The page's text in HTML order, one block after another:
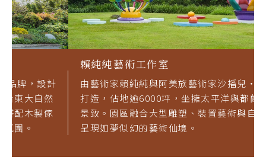
賴純純藝術工作室
由藝術家賴純純與阿美族藝術家沙播兒‧拉告共同
打造，佔地逾6000坪，坐擁太平洋與都蘭山的壯麗
景致。園區融合大型雕塑、裝置藝術與自然景觀，
呈現如夢似幻的藝術仙境。